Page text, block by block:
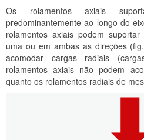
Os rolamentos axiais
predominantemente ao longo do
rolamentos axiais podem
uma ou em ambas as direções
acomodar cargas radiais
rolamentos axiais não podem
quanto os rolamentos radiais de